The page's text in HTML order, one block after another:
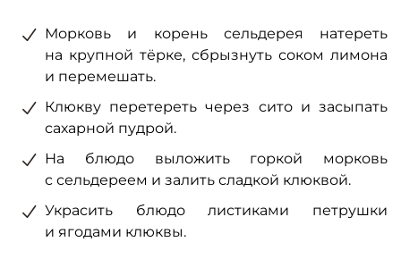
Морковь и корень сельдерея натереть
на крупной тёрке, сбрызнуть соком лимона
и перемешать.
Клюкву перетереть через сито и засыпать
сахарной пудрой.
На блюдо выложить горкой морковь
с сельдереем и залить сладкой клюквой.
Украсить блюдо листиками петрушки
и ягодами клюквы.